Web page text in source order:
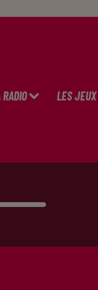
LES JEUX